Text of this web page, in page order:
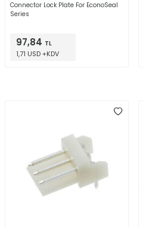
Connector Lock Plate For EconoSeal
Series
97,84 TL
1,71 USD +KDV